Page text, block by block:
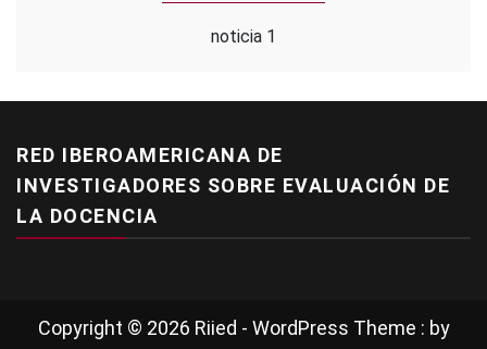
noticia 1
RED IBEROAMERICANA DE
INVESTIGADORES SOBRE EVALUACIÓN DE
LA DOCENCIA
Copyright © 2026 Riied - WordPress Theme : by